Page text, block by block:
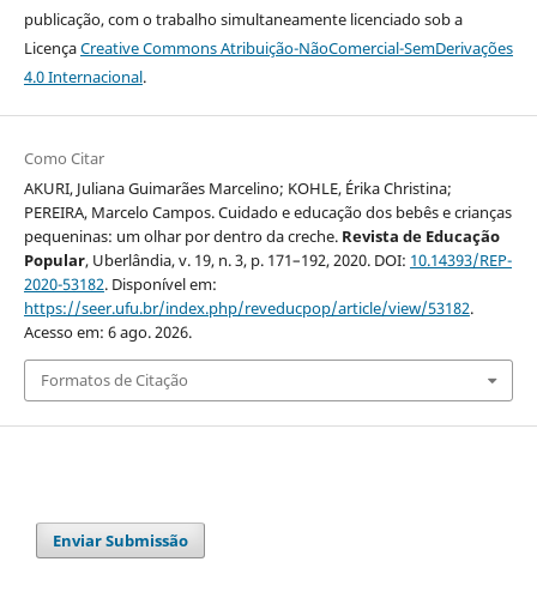
publicação, com o trabalho simultaneamente licenciado sob a
LicençaCreative Commons Atribuição-NãoComercial-SemDerivações
4.0 Internacional.
Como Citar
AKURI, Juliana Guimarães Marcelino; KOHLE, Érika Christina;
PEREIRA, Marcelo Campos. Cuidado e educação dos bebês e crianças
pequeninas: um olhar por dentro da creche. Revista de Educação
Popular, Uberlândia, v. 19, n. 3, p. 171–192, 2020. DOI: 10.14393/REP-
2020-53182. Disponível em:
https://seer.ufu.br/index.php/reveducpop/article/view/53182.
Acesso em: 6 ago. 2026.
Formatos de Citação
Enviar Submissão